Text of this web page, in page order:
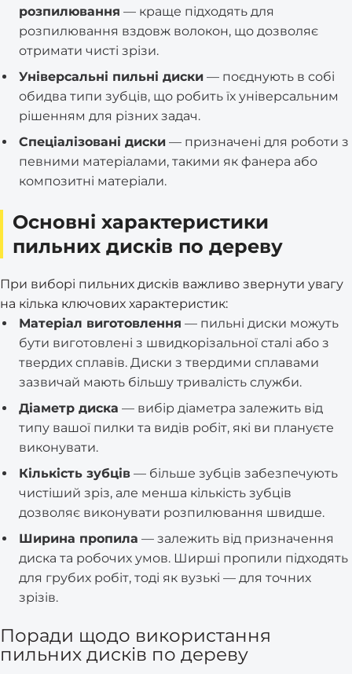
розпилювання — краще підходять для
розпилювання вздовж волокон, що дозволяє
отримати чисті зрізи.
Універсальні пильні диски — поєднують в собі
обидва типи зубців, що робить їх універсальним
рішенням для різних задач.
Спеціалізовані диски — призначені для роботи з
певними матеріалами, такими як фанера або
композитні матеріали.
Основні характеристики
пильних дисків по дереву
При виборі пильних дисків важливо звернути увагу
на кілька ключових характеристик:
Матеріал виготовлення — пильні диски можуть
бути виготовлені з швидкорізальної сталі або з
твердих сплавів. Диски з твердими сплавами
зазвичай мають більшу тривалість служби.
Діаметр диска — вибір діаметра залежить від
типу вашої пилки та видів робіт, які ви плануєте
виконувати.
Кількість зубців — більше зубців забезпечують
чистіший зріз, але менша кількість зубців
дозволяє виконувати розпилювання швидше.
Ширина пропила — залежить від призначення
диска та робочих умов. Ширші пропили підходять
для грубих робіт, тоді як вузькі — для точних
зрізів.
Поради щодо використання
пильних дисків по дереву